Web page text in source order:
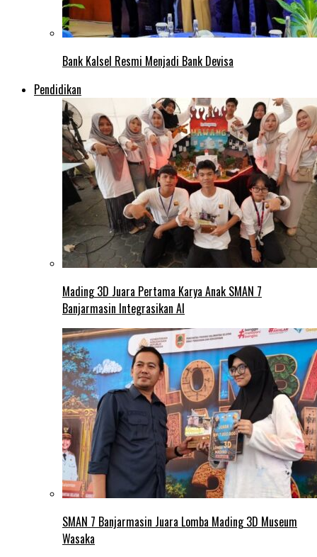
Bank Kalsel Resmi Menjadi Bank Devisa
Pendidikan
Mading 3D Juara Pertama Karya Anak SMAN 7
Banjarmasin Integrasikan AI
SMAN 7 Banjarmasin Juara Lomba Mading 3D Museum
Wasaka